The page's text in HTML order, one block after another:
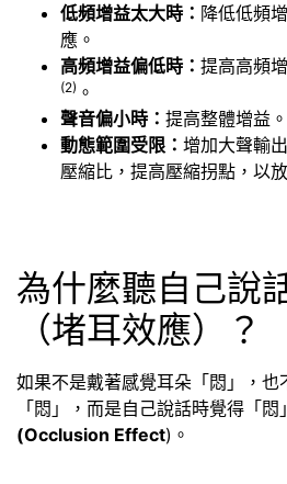
低頻增益太大時： 降低低頻
應。
高頻增益偏低時： 提高高頻
(2) 。
聲音偏小時： 提高整體增益。
動態範圍受限： 增加大聲輸
壓縮比，提高壓縮拐點，以
為什麼聽自己說
（堵耳效應）？
如果不是戴著感覺耳朵「悶」，也
「悶」，而是自己說話時覺得「悶
(Occlusion Effect)。